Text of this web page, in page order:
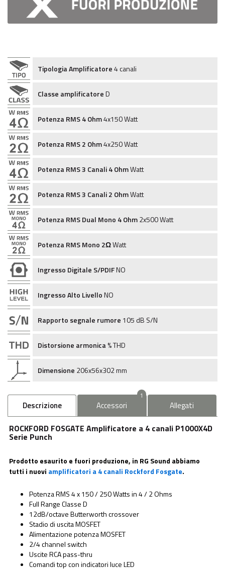
Tipologia Amplificatore4 canali
Classe amplificatoreD
Potenza RMS 4 Ohm4x150 Watt
Potenza RMS 2 Ohm4x250 Watt
Potenza RMS 3 Canali 4 OhmWatt
Potenza RMS 3 Canali 2 OhmWatt
Potenza RMS Dual Mono 4 Ohm2x500 Watt
Potenza RMS Mono 2ΩWatt
Ingresso Digitale S/PDIFNO
Ingresso Alto LivelloNO
Rapporto segnale rumore 105 dB S/N
Distorsione armonica% THD
Dimensione 206x56x302 mm
Descrizione Accessori
1
Allegati
ROCKFORD FOSGATE Amplificatore a 4 canali P1000X4D
Serie Punch
Prodotto esaurito e fuori produzione, in RG Sound abbiamo
tutti i nuovi amplificatori a 4 canali Rockford Fosgate.
Potenza RMS 4 x 150 / 250 Watts in 4 / 2 Ohms
Full Range Classe D
12dB/octave Butterworth crossover
Stadio di uscita MOSFET
Alimentazione potenza MOSFET
2/4 channel switch
Uscite RCA pass-thru
Comandi top con indicatori luce LED